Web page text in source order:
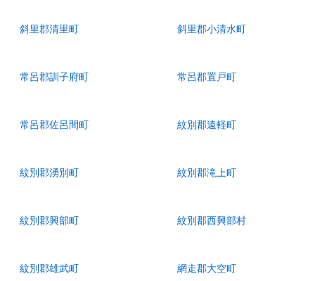
斜里郡清里町 斜里郡小清水町
常呂郡訓子府町 常呂郡置戸町
常呂郡佐呂間町 紋別郡遠軽町
紋別郡湧別町 紋別郡滝上町
紋別郡興部町 紋別郡西興部村
紋別郡雄武町 網走郡大空町